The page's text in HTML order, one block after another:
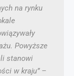
na rynku
Powyższe
stanowi
w kraju” –